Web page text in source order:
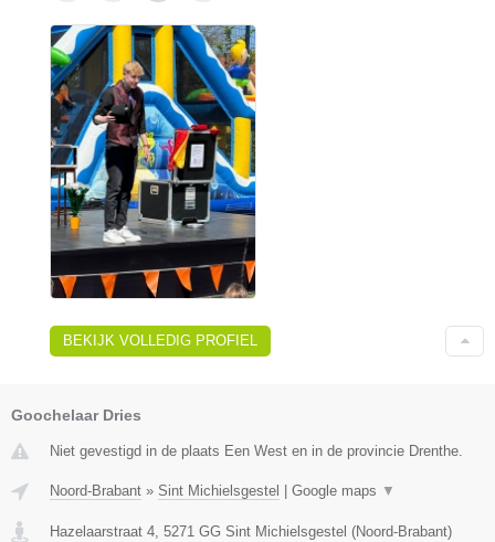
BEKIJK VOLLEDIG PROFIEL
Goochelaar Dries
Niet gevestigd in de plaats Een West en in de provincie Drenthe.
Noord-Brabant » Sint Michielsgestel Google maps ▼
Hazelaarstraat 4, 5271 GG Sint Michielsgestel (Noord-Brabant)